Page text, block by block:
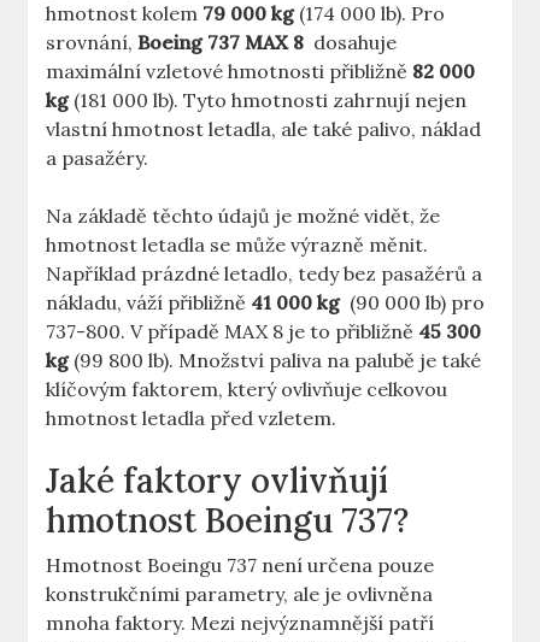
hmotnost⁢ kolem 79 000 ‌kg(174 000 lb). ‌Pro
srovnání,Boeing 737​ MAX 8 ‌ dosahuje⁤
maximální vzletové hmotnosti přibližně 82 000
‌kg(181‌ 000 lb). Tyto hmotnosti zahrnují nejen‌
vlastní hmotnost letadla, ale ​také palivo, náklad
a pasažéry.
Na základě‍ těchto‌ údajů⁤ je možné vidět, že
hmotnost letadla se může výrazně měnit.
‌Například prázdné letadlo, tedy bez⁤ pasažérů a
⁣nákladu, váží přibližně‍ 41 000 kg⁤ (90 000 lb)‌ pro
737-800. V případě⁣ MAX 8 je‌ to přibližně 45 300
kg(99 800‍ lb). Množství ⁣paliva na palubě je také
klíčovým faktorem,⁣ který ovlivňuje celkovou
hmotnost letadla ‍před vzletem.
Jaké faktory ovlivňují
hmotnost⁢ Boeingu 737?
Hmotnost Boeingu 737 není určena pouze
konstrukčními parametry, ale je ​ovlivněna
mnoha faktory. Mezi nejvýznamnější patří